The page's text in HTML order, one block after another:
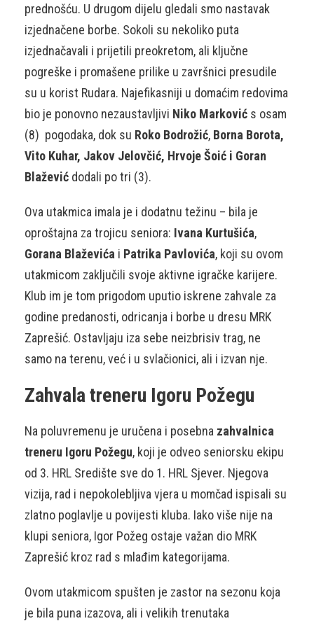
prednošću. U drugom dijelu gledali smo nastavak
izjednačene borbe. Sokoli su nekoliko puta
izjednačavali i prijetili preokretom, ali ključne
pogreške i promašene prilike u završnici presudile
su u korist Rudara. Najefikasniji u domaćim redovima
bio je ponovno nezaustavljivi Niko Marković s osam
(8) pogodaka, dok su Roko Bodrožić, Borna Borota,
Vito Kuhar, Jakov Jelovčić, Hrvoje Šoić i Goran
Blažević dodali po tri (3).
Ova utakmica imala je i dodatnu težinu – bila je
oproštajna za trojicu seniora: Ivana Kurtušića,
Gorana Blaževića i Patrika Pavlovića, koji su ovom
utakmicom zaključili svoje aktivne igračke karijere.
Klub im je tom prigodom uputio iskrene zahvale za
godine predanosti, odricanja i borbe u dresu MRK
Zaprešić. Ostavljaju iza sebe neizbrisiv trag, ne
samo na terenu, već i u svlačionici, ali i izvan nje.
Zahvala treneru Igoru Požegu
Na poluvremenu je uručena i posebna zahvalnica
treneru Igoru Požegu, koji je odveo seniorsku ekipu
od 3. HRL Središte sve do 1. HRL Sjever. Njegova
vizija, rad i nepokolebljiva vjera u momčad ispisali su
zlatno poglavlje u povijesti kluba. Iako više nije na
klupi seniora, Igor Požeg ostaje važan dio MRK
Zaprešić kroz rad s mlađim kategorijama.
Ovom utakmicom spušten je zastor na sezonu koja
je bila puna izazova, ali i velikih trenutaka